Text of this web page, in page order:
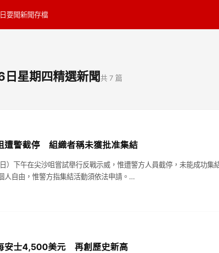
要聞新聞存檔
星期四精選新聞共 7 篇
遭警截停 組織者稱未獲批准集結
）下午在尖沙咀嘗試舉行反戰示威，惟遭警方人員截停，未能成功
人自由，惟警方指集結活動須依法申請。…
安士4,500美元 再創歷史新高